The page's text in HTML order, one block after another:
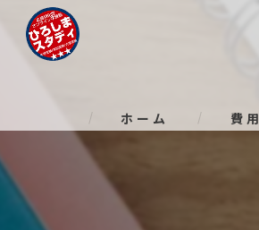
ホーム
費用